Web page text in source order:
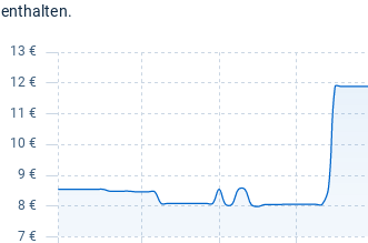
enthalten.